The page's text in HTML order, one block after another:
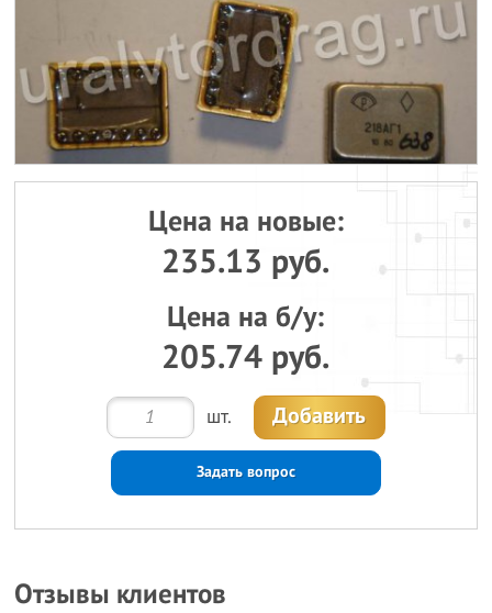
Цена на новые:
235.13 руб.
Цена на б/у:
205.74 руб.
шт. Добавить
Задать вопрос
Отзывы клиентов